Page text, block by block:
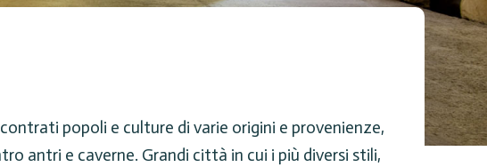
popoli e culture di varie origini e provenienze,
antri e caverne. Grandi città in cui i più diversi stili,